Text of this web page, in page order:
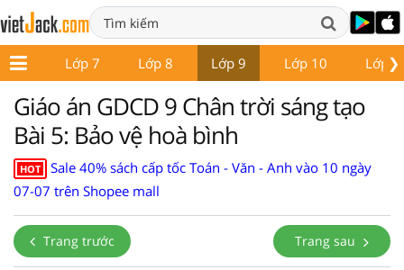
❯
6 Lớp 7 Lớp 8 Lớp 9 Lớp 10 Lớp
Giáo án GDCD 9 Chân trời sáng tạo
Bài 5: Bảo vệ hoà bình
HOT
Sale 40% sách cấp tốc Toán - Văn - Anh vào 10 ngày
07-07 trên Shopee mall
Trang trước Trang sau